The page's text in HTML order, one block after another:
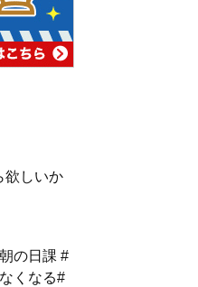
欲しいか
の日課 #
くなる#